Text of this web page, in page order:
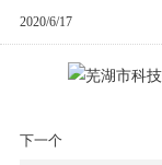
2020/6/17
下一个